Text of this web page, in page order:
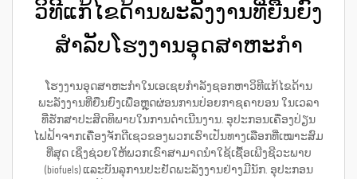
ວິທີແກ້ໄຂດ້ານພະລັງງານທີ່ຍືນຍົງ
ສຳລັບໂຮງງານອຸດສາຫະກຳ
ໂຮງງານອຸດສາຫະກຳໃນເອເຊຍກຳລັງຊອກຫາວິທີແກ້ໄຂດ້ານ
ພະລັງງານທີ່ຍືນຍົງເພື່ອຫຼຸດຜ່ອນການປ່ອຍກາຊຄາບອນ ໃນເວລາ
ທີ່ຮັກສາປະສິດທິພາບໃນການດຳເນີນງານ. ອຸປະກອນເຄື່ອງປ່ຽນ
ໄຟຟ້າຈາກເຄື່ອງຈັກດີເຊວຂອງພວກເຮົາເປັນທາງເລືອກທີ່ເໝາະສົມ
ທີ່ສຸດ ເຊິ່ງຊ່ວຍໃຫ້ພວກເຂົາສາມາດນຳໃຊ້ເຊື້ອເພີງຊີວະພາບ
(biofuels) ແລະບັນລຸການປະຢັດພະລັງງານຢ່າງມີນັກ. ອຸປະກອນ